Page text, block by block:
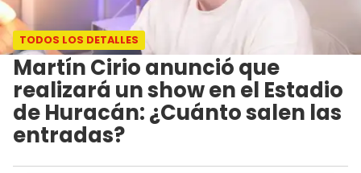
TODOS LOS DETALLES
Martín Cirio anunció que
realizará un show en el Estadio
de Huracán: ¿Cuánto salen las
entradas?